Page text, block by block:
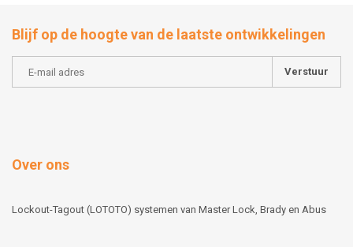
Blijf op de hoogte van de laatste ontwikkelingen
Verstuur
Over ons
Lockout-Tagout (LOTOTO) systemen van Master Lock, Brady en Abus